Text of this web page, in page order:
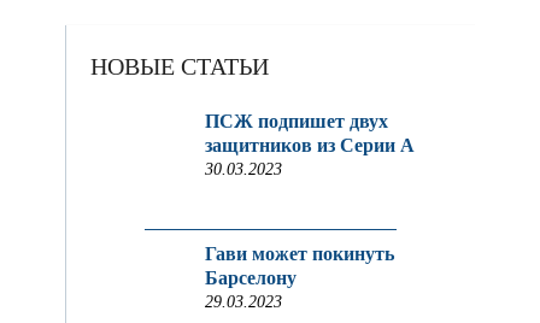
НОВЫЕ СТАТЬИ
ПСЖ подпишет двух
защитников из Серии A
30.03.2023
Гави может покинуть
Барселону
29.03.2023